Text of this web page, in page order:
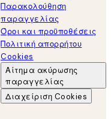
Παρακολούθηση
παραγγελίας
Όροι και προϋποθέσεις
Πολιτική απορρήτου
Cookies
Αίτημα ακύρωσης
παραγγελίας
Διαχείριση Cookies